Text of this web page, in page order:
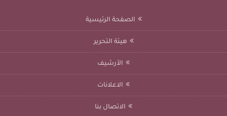
الصفحة الرئيسية
هيئة التحرير
الأرشيف
الاعلانات
الاتصال بنا